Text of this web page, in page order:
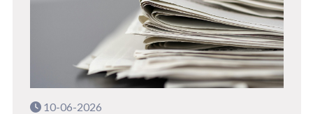
10-06-2026